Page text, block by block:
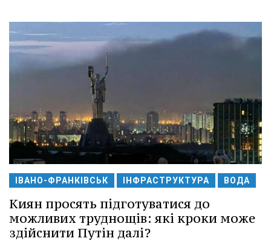
ІВАНО-ФРАНКІВСЬК ІНФРАСТРУКТУРА ВОДА
Киян просять підготуватися до
можливих труднощів: які кроки може
здійснити Путін далі?